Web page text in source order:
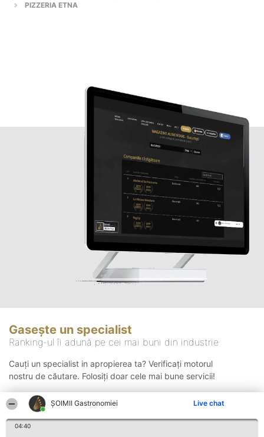
ȘOIMII Gastronomiei Live chat
04:40
PIZZERIA ETNA
Gasește un specialist
Ranking-ul îi adună pe cei mai buni din industrie
Cauți un specialist in apropierea ta? Verificați motorul
nostru de căutare. Folosiți doar cele mai bune servicii!